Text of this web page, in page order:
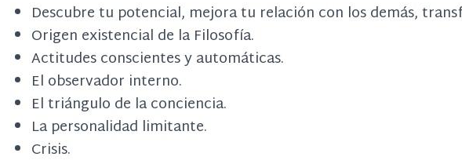
Descubre tu potencial, mejora tu relación con los demás,
Origen existencial de la Filosofía.
Actitudes conscientes y automáticas.
El observador interno.
El triángulo de la conciencia.
La personalidad limitante.
Crisis.